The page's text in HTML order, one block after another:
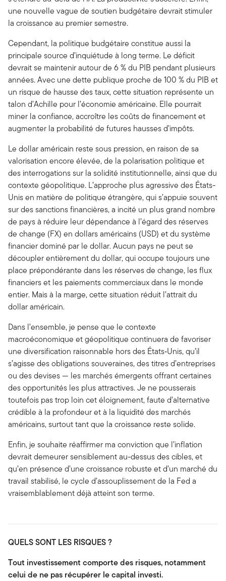
une nouvelle vague de soutien budgétaire devrait stimuler
la croissance au premier semestre.
Cependant, la politique budgétaire constitue aussi la
principale source d’inquiétude à long terme. Le déficit
devrait se maintenir autour de 6 % du PIB pendant plusieurs
années. Avec une dette publique proche de 100 % du PIB et
un risque de hausse des taux, cette situation représente un
talon d’Achille pour l’économie américaine. Elle pourrait
miner la confiance, accroître les coûts de financement et
augmenter la probabilité de futures hausses d’impôts.
Le dollar américain reste sous pression, en raison de sa
valorisation encore élevée, de la polarisation politique et
des interrogations sur la solidité institutionnelle, ainsi que du
contexte géopolitique. L’approche plus agressive des États-
Unis en matière de politique étrangère, qui s’appuie souvent
sur des sanctions financières, a incité un plus grand nombre
de pays à réduire leur dépendance à l’égard des réserves
de change (FX) en dollars américains (USD) et du système
financier dominé par le dollar. Aucun pays ne peut se
découpler entièrement du dollar, qui occupe toujours une
place prépondérante dans les réserves de change, les flux
financiers et les paiements commerciaux dans le monde
entier. Mais à la marge, cette situation réduit l’attrait du
dollar américain.
Dans l’ensemble, je pense que le contexte
macroéconomique et géopolitique continuera de favoriser
une diversification raisonnable hors des États‑Unis, qu’il
s’agisse des obligations souveraines, des titres d’entreprises
ou des devises — les marchés émergents offrant certaines
des opportunités les plus attractives. Je ne pousserais
toutefois pas trop loin cet éloignement, faute d’alternative
crédible à la profondeur et à la liquidité des marchés
américains, surtout tant que la croissance reste solide.
Enfin, je souhaite réaffirmer ma conviction que l’inflation
devrait demeurer sensiblement au-dessus des cibles, et
qu’en présence d’une croissance robuste et d’un marché du
travail stabilisé, le cycle d’assouplissement de la Fed a
vraisemblablement déjà atteint son terme.
QUELS SONT LES RISQUES ?
Tout investissement comporte des risques, notamment
celui de ne pas récupérer le capital investi.